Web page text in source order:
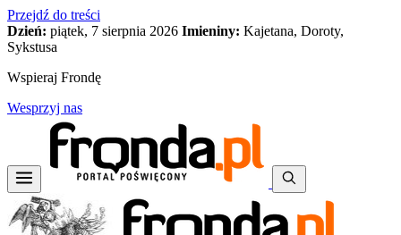
Przejdź do treści
Dzień: piątek, 7 sierpnia 2026 Imieniny: Kajetana, Doroty,
Sykstusa
Wspieraj Frondę
Wesprzyj nas